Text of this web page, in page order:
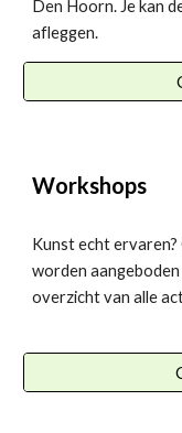
Den Hoorn. Je kan
afleggen.
Workshops
Kunst echt
worden
overzicht van alle